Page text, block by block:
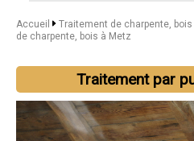
Accueil Traitement de charpente,
de charpente, bois à Metz
Traitement par